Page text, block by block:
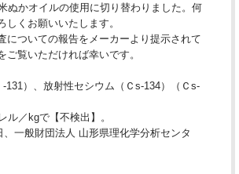
ぬかオイルの使用に切り替わりました。何
しくお願いいたします。
についての報告をメーカーより提示されて
ご覧いただければ幸いです。
131）、放射性セシウム（Ｃs-134）（Ｃs-
ル／kgで【不検出】。
、一般財団法人 山形県理化学分析センタ